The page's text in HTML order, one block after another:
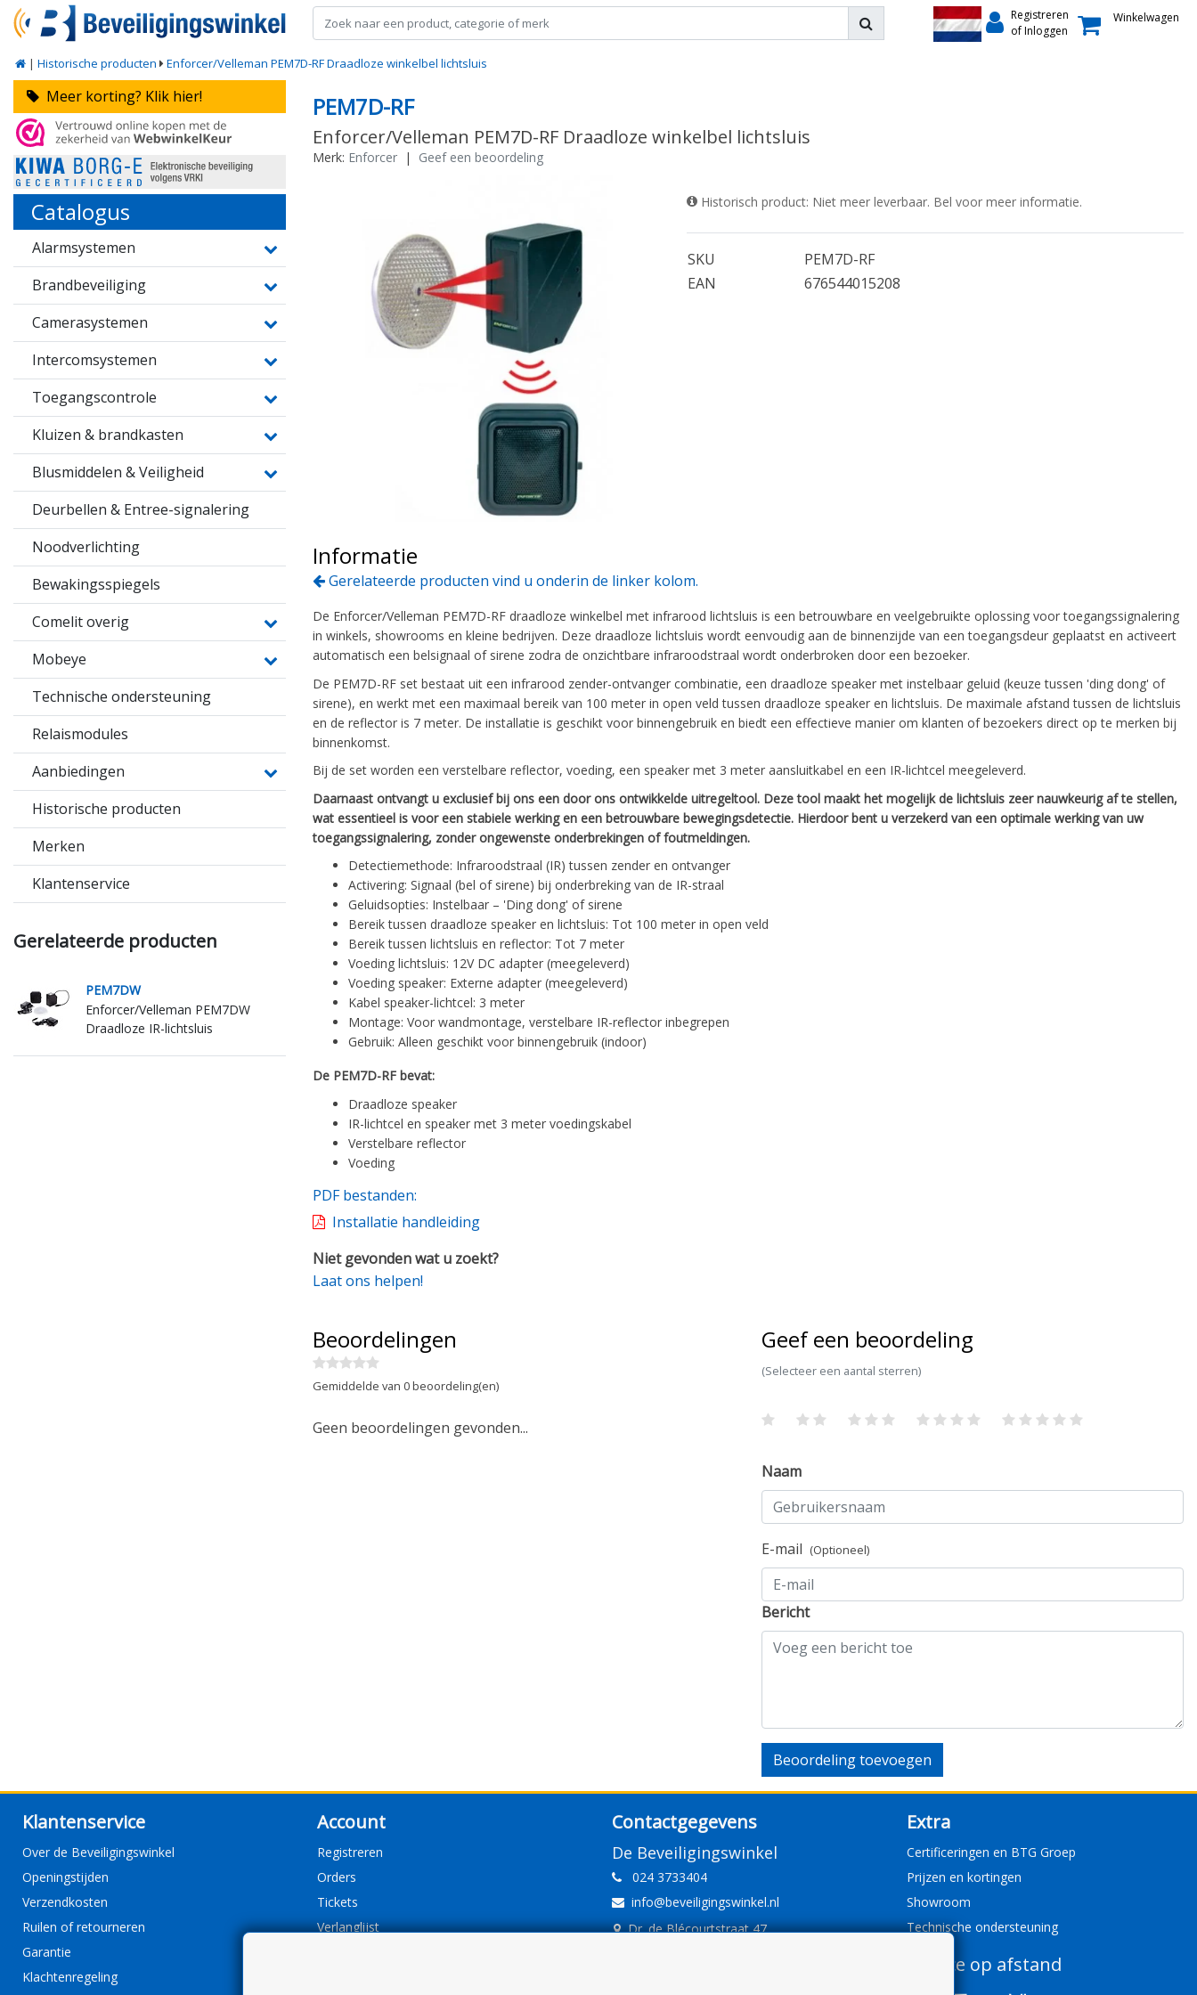
Registreren
of Inloggen
Winkelwagen
| Historische producten Enforcer/Velleman PEM7D-RF Draadloze winkelbel lichtsluis
Meer korting? Klik hier!
Catalogus
Alarmsystemen
Brandbeveiliging
Camerasystemen
Intercomsystemen
Toegangscontrole
Kluizen & brandkasten
Blusmiddelen & Veiligheid
Deurbellen & Entree-signalering
Noodverlichting
Bewakingsspiegels
Comelit overig
Mobeye
Technische ondersteuning
Relaismodules
Aanbiedingen
Historische producten
Merken
Klantenservice
Gerelateerde producten
PEM7DW
Enforcer/Velleman PEM7DW
Draadloze IR-lichtsluis
PEM7D-RF
Enforcer/Velleman PEM7D-RF Draadloze winkelbel lichtsluis
Merk: Enforcer | Geef een beoordeling
Historisch product: Niet meer leverbaar. Bel voor meer informatie.
SKU
PEM7D-RF
EAN
676544015208
Informatie
Gerelateerde producten vind u onderin de linker kolom.
De Enforcer/Velleman PEM7D-RF draadloze winkelbel met infrarood lichtsluis is een betrouwbare en veelgebruikte oplossing voor toegangssignalering
in winkels, showrooms en kleine bedrijven. Deze draadloze lichtsluis wordt eenvoudig aan de binnenzijde van een toegangsdeur geplaatst en activeert
automatisch een belsignaal of sirene zodra de onzichtbare infraroodstraal wordt onderbroken door een bezoeker.
De PEM7D-RF set bestaat uit een infrarood zender-ontvanger combinatie, een draadloze speaker met instelbaar geluid (keuze tussen 'ding dong' of
sirene), en werkt met een maximaal bereik van 100 meter in open veld tussen draadloze speaker en lichtsluis. De maximale afstand tussen de lichtsluis
en de reflector is 7 meter. De installatie is geschikt voor binnengebruik en biedt een effectieve manier om klanten of bezoekers direct op te merken bij
binnenkomst.
Bij de set worden een verstelbare reflector, voeding, een speaker met 3 meter aansluitkabel en een IR-lichtcel meegeleverd.
Daarnaast ontvangt u exclusief bij ons een door ons ontwikkelde uitregeltool. Deze tool maakt het mogelijk de lichtsluis zeer nauwkeurig af te stellen,
wat essentieel is voor een stabiele werking en een betrouwbare bewegingsdetectie. Hierdoor bent u verzekerd van een optimale werking van uw
toegangssignalering, zonder ongewenste onderbrekingen of foutmeldingen.
Detectiemethode: Infraroodstraal (IR) tussen zender en ontvanger
Activering: Signaal (bel of sirene) bij onderbreking van de IR-straal
Geluidsopties: Instelbaar – 'Ding dong' of sirene
Bereik tussen draadloze speaker en lichtsluis: Tot 100 meter in open veld
Bereik tussen lichtsluis en reflector: Tot 7 meter
Voeding lichtsluis: 12V DC adapter (meegeleverd)
Voeding speaker: Externe adapter (meegeleverd)
Kabel speaker-lichtcel: 3 meter
Montage: Voor wandmontage, verstelbare IR-reflector inbegrepen
Gebruik: Alleen geschikt voor binnengebruik (indoor)
De PEM7D-RF bevat:
Draadloze speaker
IR-lichtcel en speaker met 3 meter voedingskabel
Verstelbare reflector
Voeding
PDF bestanden:
Installatie handleiding
Niet gevonden wat u zoekt?
Laat ons helpen!
Beoordelingen
Gemiddelde van 0 beoordeling(en)
Geen beoordelingen gevonden...
Geef een beoordeling
(Selecteer een aantal sterren)
Naam
E-mail (Optioneel)
Bericht
Beoordeling toevoegen
Klantenservice
Over de Beveiligingswinkel
Openingstijden
Verzendkosten
Ruilen of retourneren
Garantie
Klachtenregeling
Account
Registreren
Orders
Tickets
Verlanglijst
Contactgegevens
De Beveiligingswinkel
024 3733404
info@beveiligingswinkel.nl
Dr. de Blécourtstraat 47
Extra
Certificeringen en BTG Groep
Prijzen en kortingen
Showroom
Technische ondersteuning
Service op afstand